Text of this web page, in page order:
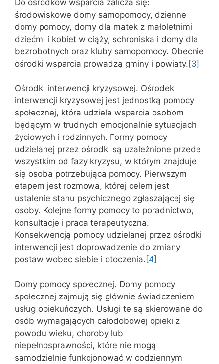
Do ośrodków wsparcia zalicza się:
środowiskowe domy samopomocy, dzienne
domy pomocy, domy dla matek z małoletnimi
dziećmi i kobiet w ciąży, schroniska i domy dla
bezrobotnych oraz kluby samopomocy. Obecnie
ośrodki wsparcia prowadzą gminy i powiaty. [3]
Ośrodki interwencji kryzysowej. Ośrodek
interwencji kryzysowej jest jednostką pomocy
społecznej, która udziela wsparcia osobom
będącym w trudnych emocjonalnie sytuacjach
życiowych i rodzinnych. Formy pomocy
udzielanej przez ośrodki są uzależnione przede
wszystkim od fazy kryzysu, w którym znajduje
się osoba potrzebująca pomocy. Pierwszym
etapem jest rozmowa, której celem jest
ustalenie stanu psychicznego zgłaszającej się
osoby. Kolejne formy pomocy to poradnictwo,
konsultacje i praca terapeutyczna.
Konsekwencją pomocy udzielanej przez ośrodki
interwencji jest doprowadzenie do zmiany
postaw wobec siebie i otoczenia. [4]
Domy pomocy społecznej. Domy pomocy
społecznej zajmują się głównie świadczeniem
usług opiekuńczych. Usługi te są skierowane do
osób wymagających całodobowej opieki z
powodu wieku, choroby lub
niepełnosprawności, które nie mogą
samodzielnie funkcjonować w codziennym